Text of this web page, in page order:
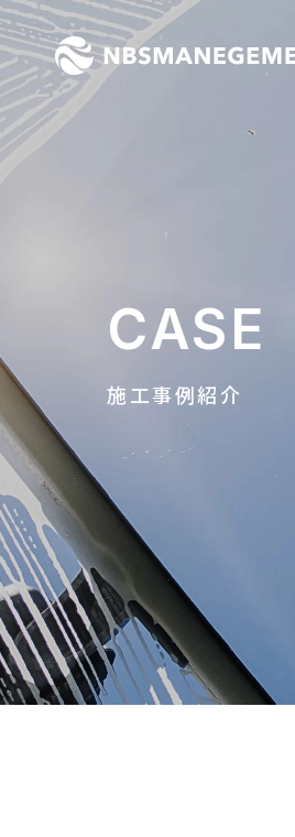
CASE
施工事例紹介